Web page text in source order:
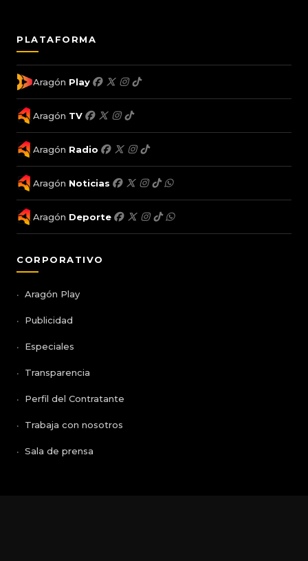
PLATAFORMA
Aragón Play
Aragón TV
Aragón Radio
Aragón Noticias
Aragón Deporte
CORPORATIVO
Aragón Play
Publicidad
Especiales
Transparencia
Perfil del Contratante
Trabaja con nosotros
Sala de prensa